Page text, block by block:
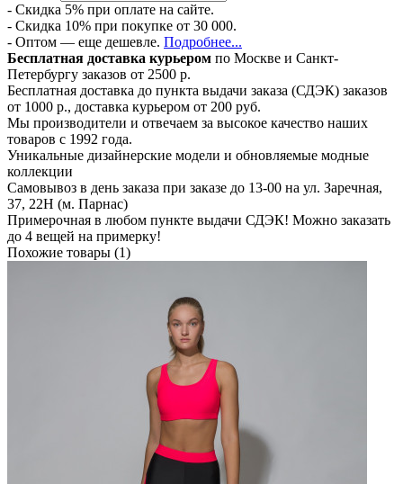
- Скидка 5% при оплате на сайте.
- Скидка 10% при покупке от 30 000.
- Оптом — еще дешевле. Подробнее...
Бесплатная доставка курьером по Москве и Санкт-
Петербургу заказов от 2500 р.
Бесплатная доставка до пункта выдачи заказа (СДЭК) заказов
от 1000 р., доставка курьером от 200 руб.
Мы производители и отвечаем за высокое качество наших
товаров с 1992 года.
Уникальные дизайнерские модели и обновляемые модные
коллекции
Самовывоз в день заказа при заказе до 13-00 на ул. Заречная,
37, 22Н (м. Парнас)
Примерочная в любом пункте выдачи СДЭК! Можно заказать
до 4 вещей на примерку!
Похожие товары (1)